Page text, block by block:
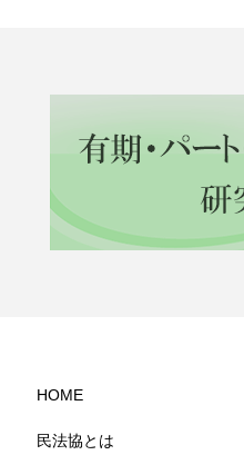
HOME
民法協とは